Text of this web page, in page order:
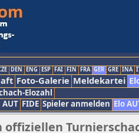
DEN ENG ESP FAI FIN FRA GER GRE INA
Foto-Galerie Meldekartei
Elozahl
FIDE Spieler anmelden Elo